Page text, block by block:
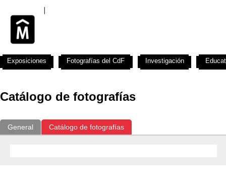
Catálogo de fotografías
General Catálogo de fotografías
Exposiciones Fotografías del CdF Investigación